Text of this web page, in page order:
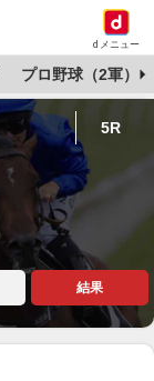
dメニュー
プロ野球（2軍）
5R
結果